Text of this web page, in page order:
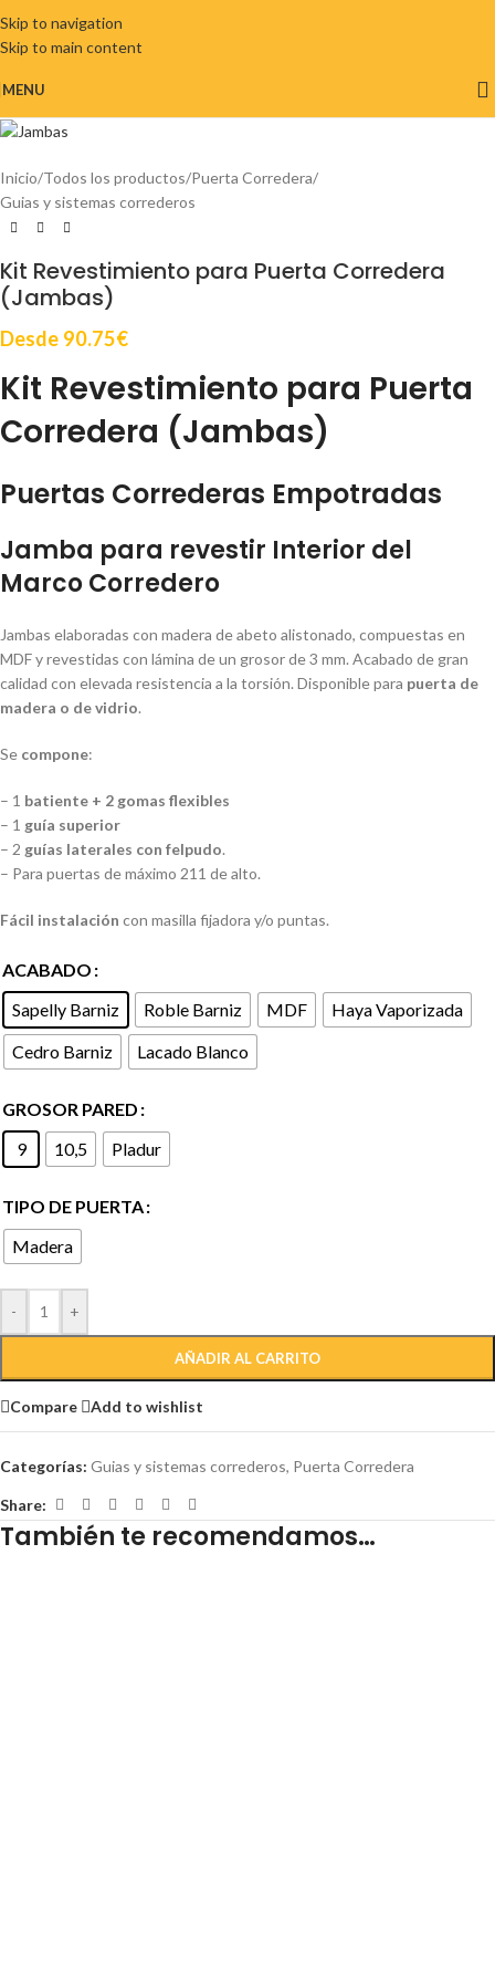
Skip to navigation
Skip to main content
MENU
Inicio/Todos los productos/Puerta Corredera/
Guias y sistemas correderos
Kit Revestimiento para Puerta Corredera
(Jambas)
Desde 90.75€
Kit Revestimiento para Puerta
Corredera (Jambas)
Puertas Correderas Empotradas
Jamba para revestir Interior del
Marco Corredero
Jambas elaboradas con madera de abeto alistonado, compuestas en
MDF y revestidas con lámina de un grosor de 3 mm. Acabado de gran
calidad con elevada resistencia a la torsión. Disponible para puerta de
madera o de vidrio.
Se compone:
– 1 batiente + 2 gomas flexibles
– 1 guía superior
– 2 guías laterales con felpudo.
– Para puertas de máximo 211 de alto.
Fácil instalación con masilla fijadora y/o puntas.
ACABADO
Sapelly Barniz
Roble Barniz MDF
Haya Vaporizada
Cedro Barniz
Lacado Blanco
GROSOR PARED
9
10,5 Pladur
TIPO DE PUERTA
Madera
- +
AÑADIR AL CARRITO
Compare Add to wishlist
Categorías: Guias y sistemas correderos, Puerta Corredera
Share:
También te recomendamos…